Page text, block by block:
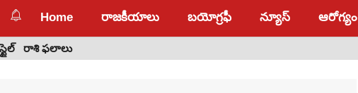
Home రాజకీయాలు బయోగ్రఫీ న్యూస్ ఆరోగ్యం
రాశి ఫలాలు